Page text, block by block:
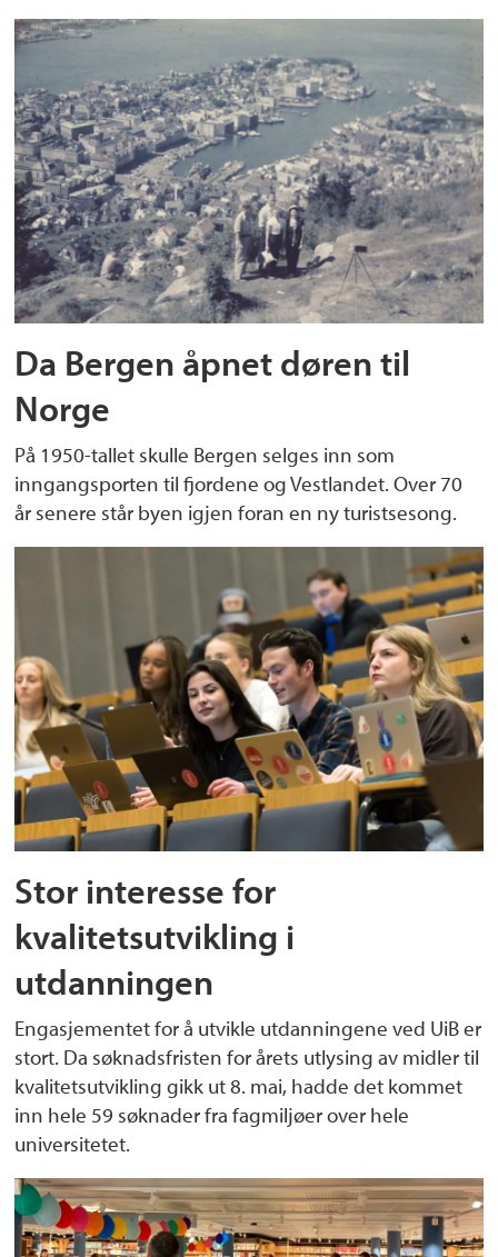
Da Bergen åpnet døren til
Norge
På 1950-tallet skulle Bergen selges inn som
inngangsporten til fjordene og Vestlandet. Over 70
år senere står byen igjen foran en ny turistsesong.
Stor interesse for
kvalitetsutvikling i
utdanningen
Engasjementet for å utvikle utdanningene ved UiB er
stort. Da søknadsfristen for årets utlysing av midler til
kvalitetsutvikling gikk ut 8. mai, hadde det kommet
inn hele 59 søknader fra fagmiljøer over hele
universitetet.